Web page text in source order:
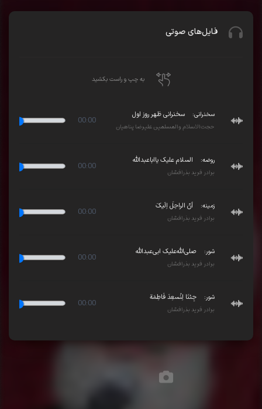
فایل‌های صوتی
به چپ و راست بکشید
سخنرانی:
سخنرانی ظهر روز اول
حجت‌الاسلام والمسلمین علیرضا پناهیان
00:00
روضه:
السلام علیک‌ یا‌اباعبدالله
برادر فرید بذرافشان
00:00
زمینه:
أنّ الراحِلَ اِلَیکَ
برادر فرید بذرافشان
00:00
شور:
صلی‌الله‌علیک ابی‌عبدالله
برادر فرید بذرافشان
00:00
شور:
جِئنَا لِنُسعِدَ فَاطِمَة
برادر فرید بذرافشان
00:00